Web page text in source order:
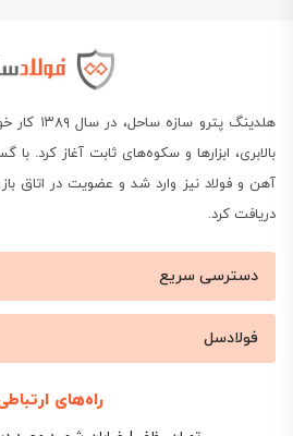
هلدینگ
بالابری، ابزارها و سکوه‌های ثابت آغاز کرد.
آهن و فولاد نیز وارد شد و عضویت در اتاق
دریافت کرد.
دسترسی سریع
فولادسل
راه‌های